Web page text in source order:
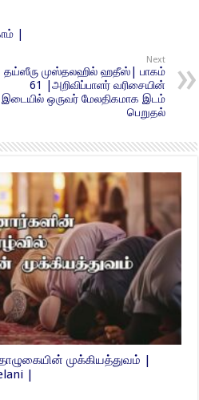
|
Next
தய்ஸீரு முஸ்தலஹில் ஹதீஸ்| பாகம்
61 |அறிவிப்பாளர் வரிசையின்
இடையில் ஒருவர் மேலதிகமாக இடம்
பெறுதல்
முக்கியத்துவம் |
|